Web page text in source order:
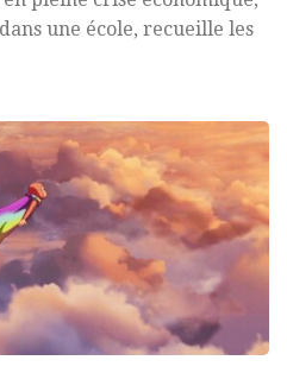
une école, recueille les